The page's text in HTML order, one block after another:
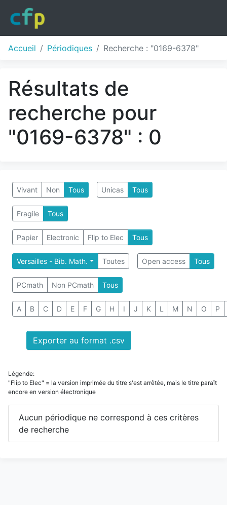
Accueil Périodiques Recherche : "0169-6378"
Résultats de
recherche pour
"0169-6378" : 0
Vivant Non Tous Unicas Tous
Fragile Tous
Papier Electronic Flip to Elec Tous
Versailles - Bib. Math. Toutes Open access Tous
PCmath Non PCmath Tous
A B C D E F G H I J K L M N O P
Exporter au format .csv
Légende:
"Flip to Elec" = la version imprimée du titre s'est arrêtée, mais le titre paraît
encore en version électronique
Aucun périodique ne correspond à ces critères
de recherche